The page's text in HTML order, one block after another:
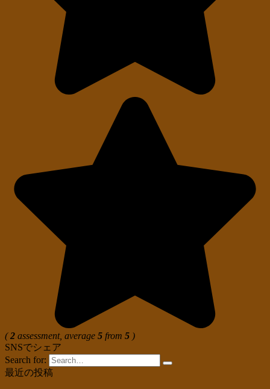
(2 assessment, average 5 from 5 )
SNSでシェア
Search for:
最近の投稿